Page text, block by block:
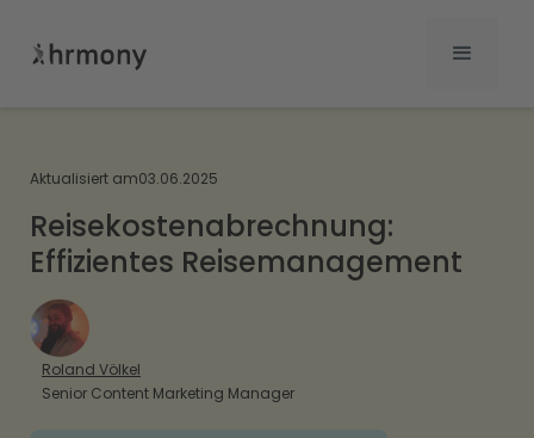
Aktualisiert am03.06.2025
Reisekostenabrechnung:
Effizientes Reisemanagement
Roland Völkel
Senior Content Marketing Manager